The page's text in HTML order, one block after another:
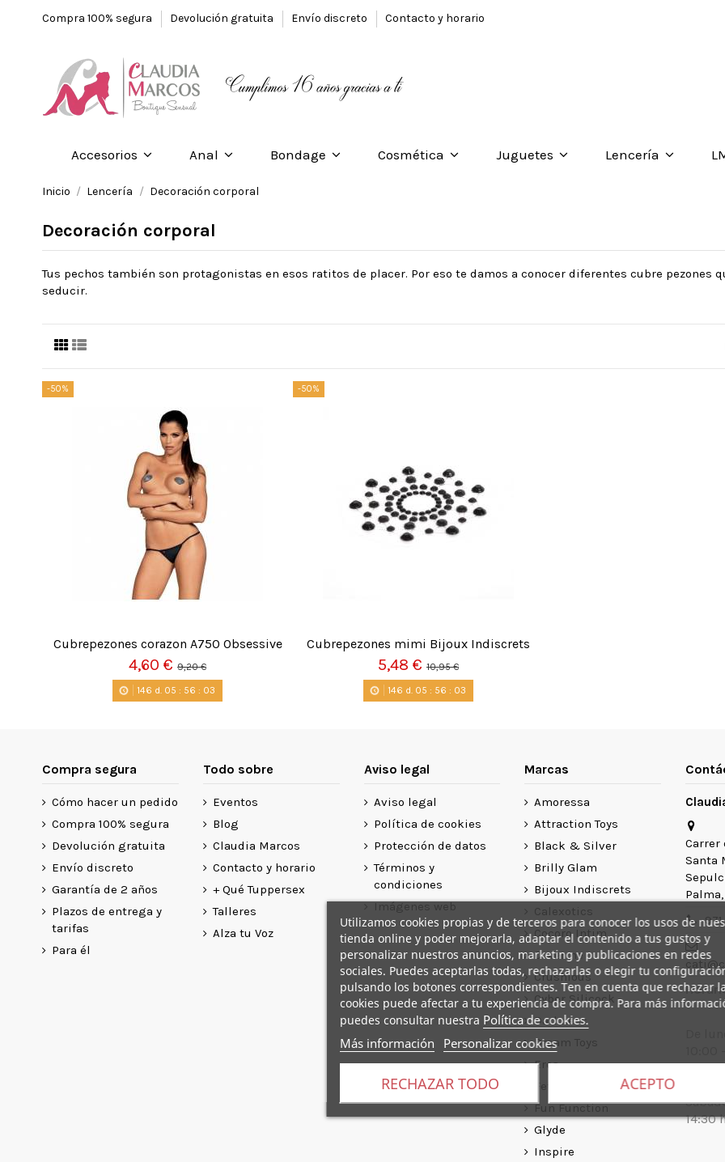
Compra 100% segura Devolución gratuita Envío discreto Contacto y horario
Accesorios Anal Bondage Cosmética Juguetes Lencería
Inicio Lencería Decoración corporal
Decoración corporal
Tus pechos también son protagonistas en esos ratitos de placer. Por eso te damos a conocer diferentes cubre pezones
seducir.
-50%
Cubrepezones corazon A750 Obsessive
4,60 € 9,20 €
146 d. 05 : 56 : 03
-50%
Cubrepezones mimi Bijoux Indiscrets
5,48 € 10,95 €
146 d. 05 : 56 : 03
Compra segura
Cómo hacer un pedido
Compra 100% segura
Devolución gratuita
Envío discreto
Garantía de 2 años
Plazos de entrega y
tarifas
Para él
Todo sobre
Eventos
Blog
Claudia Marcos
Contacto y horario
+ Qué Tuppersex
Talleres
Alza tu Voz
Aviso legal
Aviso legal
Política de cookies
Protección de datos
Términos y
condiciones
Imágenes web
Marcas
Amoressa
Attraction Toys
Black & Silver
Brilly Glam
Bijoux Indiscrets
Calexotics
Cocoro Intim
Coverme
Crushious
Cyber Silicock
Darkness
Dream Toys
Eros
Fetish Submissive
Fun Function
Glyde
Inspire
Carrer
Santa
De
20:00
14:30
Utilizamos cookies propias y de terceros para conocer los usos de
tienda online y poder mejorarla, adaptar el contenido a tus gustos y
personalizar nuestros anuncios, marketing y publicaciones en redes
sociales. Puedes aceptarlas todas, rechazarlas o elegir tu
pulsando los botones correspondientes. Ten en cuenta que rechazar
cookies puede afectar a tu experiencia de compra. Para más
puedes consultar nuestra Política de cookies.
Más información
Personalizar cookies
RECHAZAR TODO ACEPTO